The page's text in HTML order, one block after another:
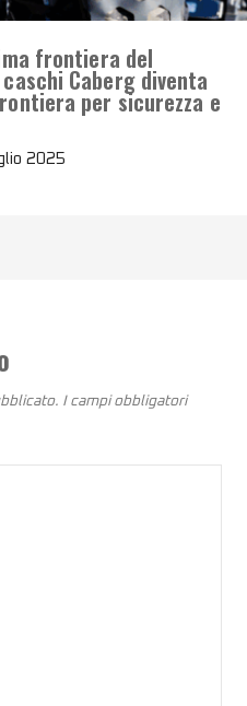
frontiera del
Caberg diventa
per sicurezza e
2025
I campi obbligatori